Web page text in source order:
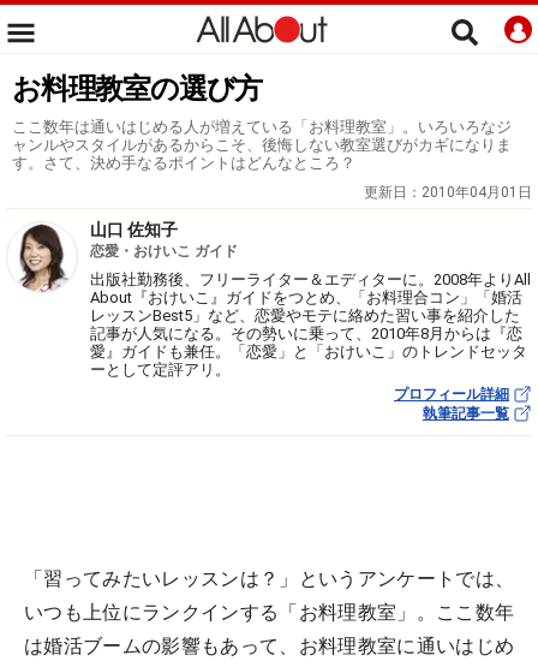
お料理教室の選び方
ここ数年は通いはじめる人が増えている「お料理教室」。いろいろなジ
ャンルやスタイルがあるからこそ、後悔しない教室選びがカギになりま
す。さて、決め手なるポイントはどんなところ？
更新日： 2010年04月01日
山口 佐知子
恋愛・おけいこ ガイド
出版社勤務後、フリーライター＆エディターに。2008年よりAll
About『おけいこ』ガイドをつとめ、「お料理合コン」「婚活
レッスンBest5」など、恋愛やモテに絡めた習い事を紹介した
記事が人気になる。その勢いに乗って、2010年8月からは『恋
愛』ガイドも兼任。「恋愛」と「おけいこ」のトレンドセッタ
ーとして定評アリ。
プロフィール詳細
執筆記事一覧
「習ってみたいレッスンは？」というアンケートでは、
いつも上位にランクインする「お料理教室」。ここ数年
は婚活ブームの影響もあって、お料理教室に通いはじめ